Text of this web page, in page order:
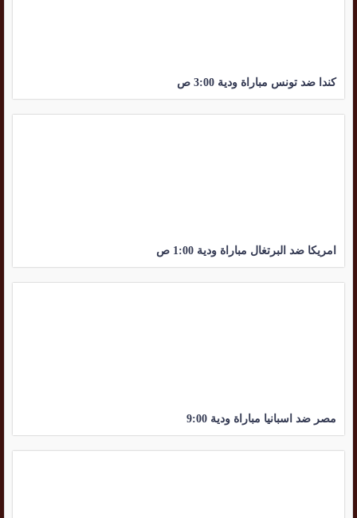
كندا ضد تونس مباراة ودية 3:00 ص
امريكا ضد البرتغال مباراة ودية 1:00 ص
مصر ضد اسبانيا مباراة ودية 9:00